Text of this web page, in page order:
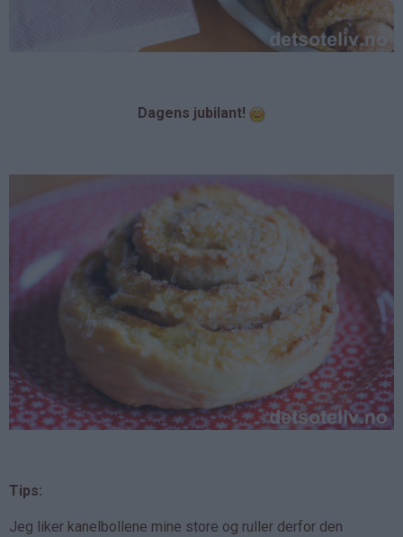
Dagens jubilant!
Tips:
Jeg liker kanelbollene mine store og ruller derfor den